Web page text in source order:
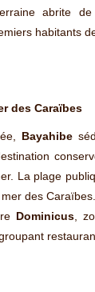
abrite
habitants
des Caraïbes
Bayahibe
La plage
des Caraïbes.
Dominicus,